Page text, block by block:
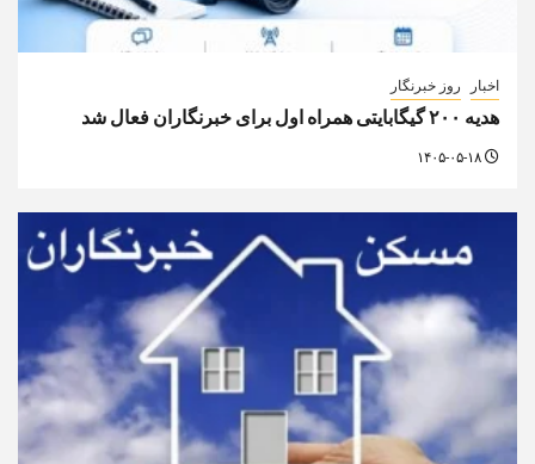
اخبار روز خبرنگار
هدیه ۲۰۰ گیگابایتی همراه اول برای خبرنگاران فعال شد